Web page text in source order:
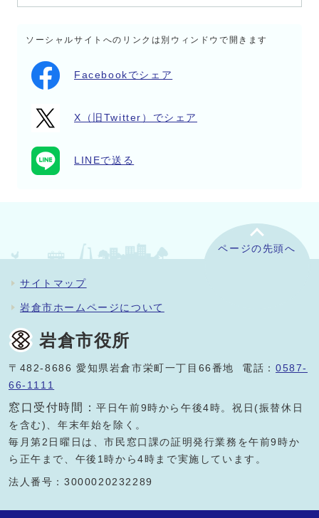
ソーシャルサイトへのリンクは別ウィンドウで開きます
Facebookでシェア
X（旧Twitter）でシェア
LINEで送る
ページの先頭へ
サイトマップ
岩倉市ホームページについて
岩倉市役所
〒482-8686 愛知県岩倉市栄町一丁目66番地 電話：0587-
66-1111
窓口受付時間：平日午前9時から午後4時。祝日(振替休日
を含む)、年末年始を除く。
毎月第2日曜日は、市民窓口課の証明発行業務を午前9時か
ら正午まで、午後1時から4時まで実施しています。
法人番号：3000020232289